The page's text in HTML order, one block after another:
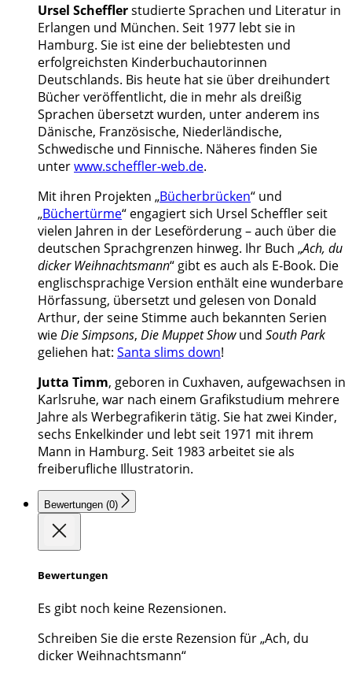
Ursel Schefflerstudierte Sprachen und Literatur in
Erlangen und München. Seit 1977 lebt sie in
Hamburg. Sie ist eine der beliebtesten und
erfolgreichsten Kinderbuchautorinnen
Deutschlands. Bis heute hat sie über dreihundert
Bücher veröffentlicht, die in mehr als dreißig
Sprachen übersetzt wurden, unter anderem ins
Dänische, Französische, Niederländische,
Schwedische und Finnische. Näheres finden Sie
unterwww.scheffler-web.de.
Mit ihren Projekten „Bücherbrücken“ und
„Büchertürme“ engagiert sich Ursel Scheffler seit
vielen Jahren in der Leseförderung – auch über die
deutschen Sprachgrenzen hinweg. Ihr Buch „Ach, du
dicker Weihnachtsmann“ gibt es auch als E-Book. Die
englischsprachige Version enthält eine wunderbare
Hörfassung, übersetzt und gelesen von Donald
Arthur, der seine Stimme auch bekannten Serien
wieDie Simpsons, Die Muppet Showund South Park
geliehen hat: Santa slims down!
Jutta Timm, geboren in Cuxhaven, aufgewachsen in
Karlsruhe, war nach einem Grafikstudium mehrere
Jahre als Werbegrafikerin tätig. Sie hat zwei Kinder,
sechs Enkelkinder und lebt seit 1971 mit ihrem
Mann in Hamburg. Seit 1983 arbeitet sie als
freiberufliche Illustratorin.
Bewertungen (0)
Bewertungen
Es gibt noch keine Rezensionen.
Schreiben Sie die erste Rezension für „Ach, du
dicker Weihnachtsmann“